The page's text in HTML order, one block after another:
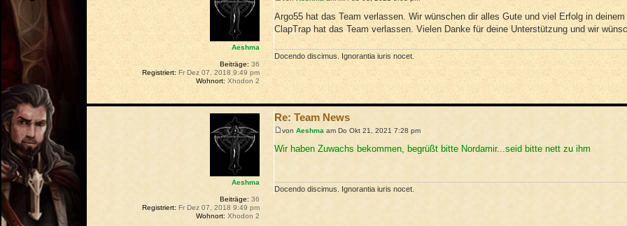
Argo55 hat das Team verlassen. Wir wünschen dir alles Gute und viel Erfolg in
ClapTrap hat das Team verlassen. Vielen Danke für deine Unterstützung und wir
Docendo discimus. Ignorantia iuris nocet.
Aeshma
Beiträge: 36
Registriert: Fr Dez 07, 2018 9:49 pm
Wohnort: Xhodon 2
Re: Team News
vonAeshma am Do Okt 21, 2021 7:28 pm
Wir haben Zuwachs bekommen, begrüßt bitte Nordamir...seid bitte nett zu ihm
Docendo discimus. Ignorantia iuris nocet.
Aeshma
Beiträge: 36
Registriert: Fr Dez 07, 2018 9:49 pm
Wohnort: Xhodon 2